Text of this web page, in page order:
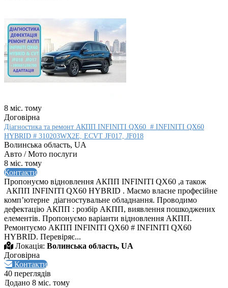
8 міс. тому
Договірна
Діагностика та ремонт АКПП INFINITI QX60 # INFINITI QX60
HYBRID # 310203WX2E, ECVT JF017, JF018
Волинська область, UA
Авто / Мото послуги
8 міс. тому
Контакти
Пропонуємо відновлення АКПП INFINITI QX60 ,а також
АКПП INFINITI QX60 HYBRID . Маємо власне професійне
комп’ютерне діагностувальне обладнання. Проводимо
дефектацію АКПП : розбір АКПП, виявлення пошкоджених
елементів. Пропонуємо варіанти відновлення АКПП.
Ремонтуємо АКПП INFINITI QX60 # INFINITI QX60
HYBRID. Перевіряє...
Локація: Волинська область, UA
Договірна
Контакти
40 переглядів
Додано 8 міс. тому